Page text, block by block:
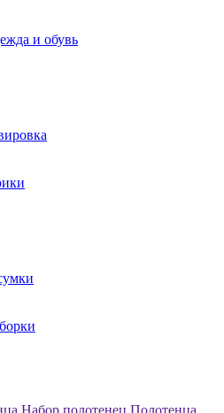
и обувь
Набор полотенец Полотенца